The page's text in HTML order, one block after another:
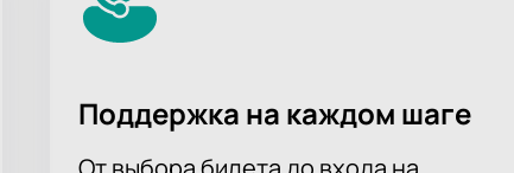
Поддержка на каждом шаге